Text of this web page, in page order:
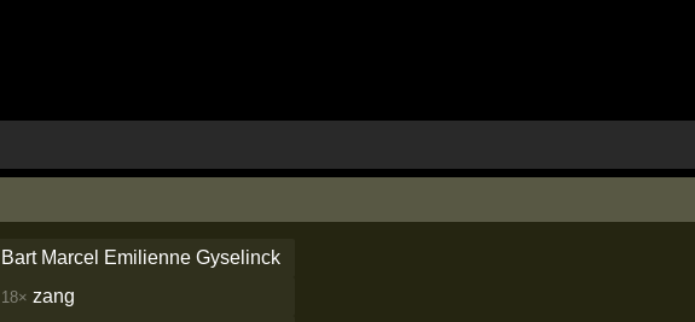
Bart Marcel Emilienne Gyselinck
18×zang